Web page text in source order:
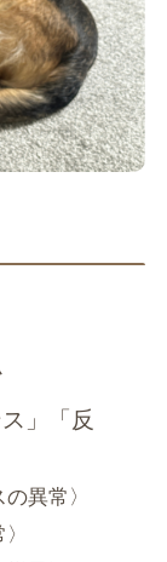
」「反
異常〉